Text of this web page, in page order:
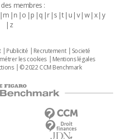
membres :
m n o p q r s t u v w x y
z
Publicité Recrutement
Societé
les cookies
Mentions légales
© 2022 CCM Benchmark